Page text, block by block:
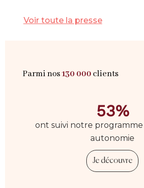
Voir toute la presse
Parmi nos130 000 clients
53%
ont suivi notre
autonomie
Je découvre